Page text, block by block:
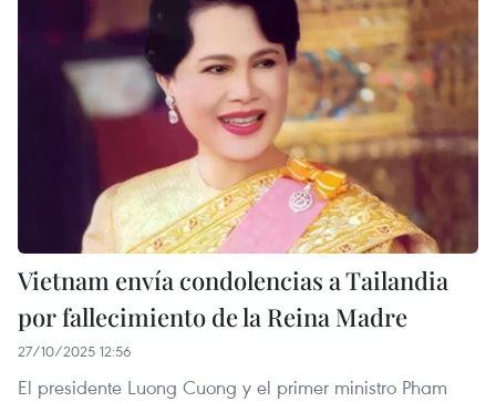
Vietnam envía condolencias a Tailandia
por fallecimiento de la Reina Madre
27/10/2025 12:56
El presidente Luong Cuong y el primer ministro Pham